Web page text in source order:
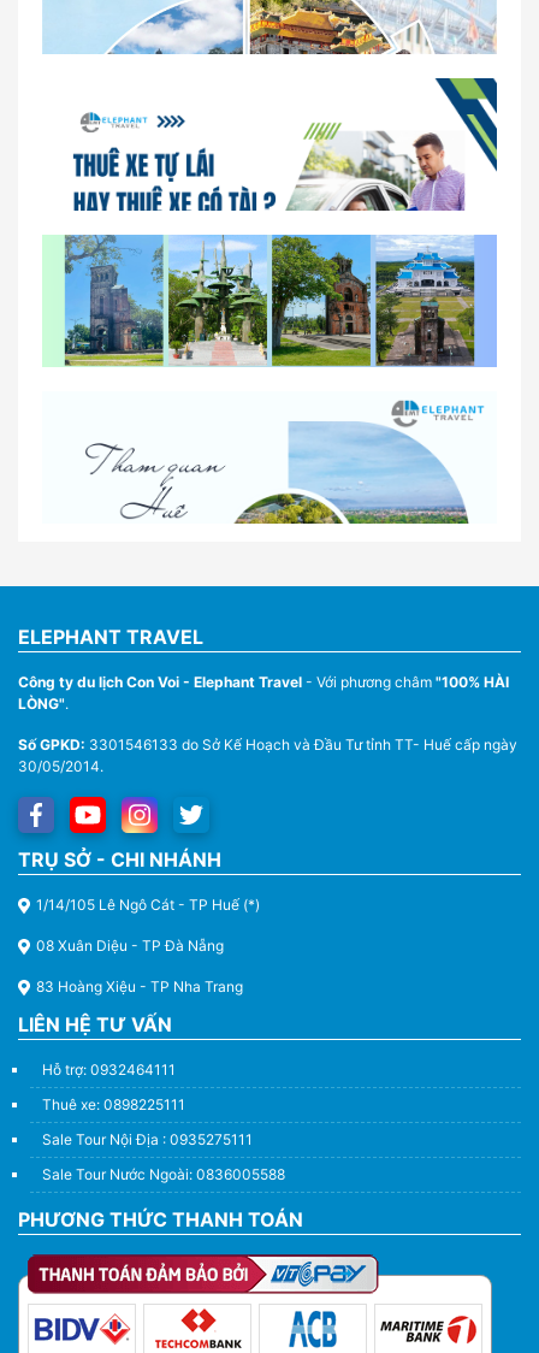
Dịch vụ thuê xe 16 chỗ tại Huế 2026
So sánh thuê xe tự lái và thuê xe có tài xế tại Huế
Nhà Xe Con Voi – Dịch Vụ Cho Thuê Xe Từ Huế,
Sân Bay Phú Bài Đi Thánh Địa La Vang
Thuê Xe Du Lịch Tại Huế – Từ 4 Chỗ Đến 45 Chỗ
ELEPHANT TRAVEL
Công ty du lịch Con Voi - Elephant Travel - Với phương châm "100% HÀI
LÒNG".
Số GPKD: 3301546133 do Sở Kế Hoạch và Đầu Tư tỉnh TT- Huế cấp ngày
30/05/2014.
TRỤ SỞ - CHI NHÁNH
1/14/105 Lê Ngô Cát - TP Huế (*)
08 Xuân Diệu - TP Đà Nẵng
83 Hoàng Xiệu - TP Nha Trang
LIÊN HỆ TƯ VẤN
Hỗ trợ: 0932464111
Thuê xe: 0898225111
Sale Tour Nội Địa : 0935275111
Sale Tour Nước Ngoài: 0836005588
PHƯƠNG THỨC THANH TOÁN